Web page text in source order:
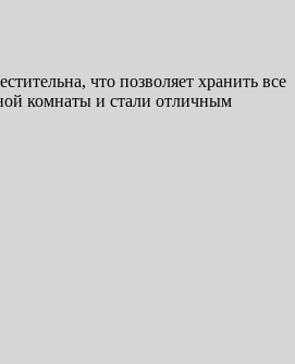
что позволяет хранить все
комнаты и стали отличным